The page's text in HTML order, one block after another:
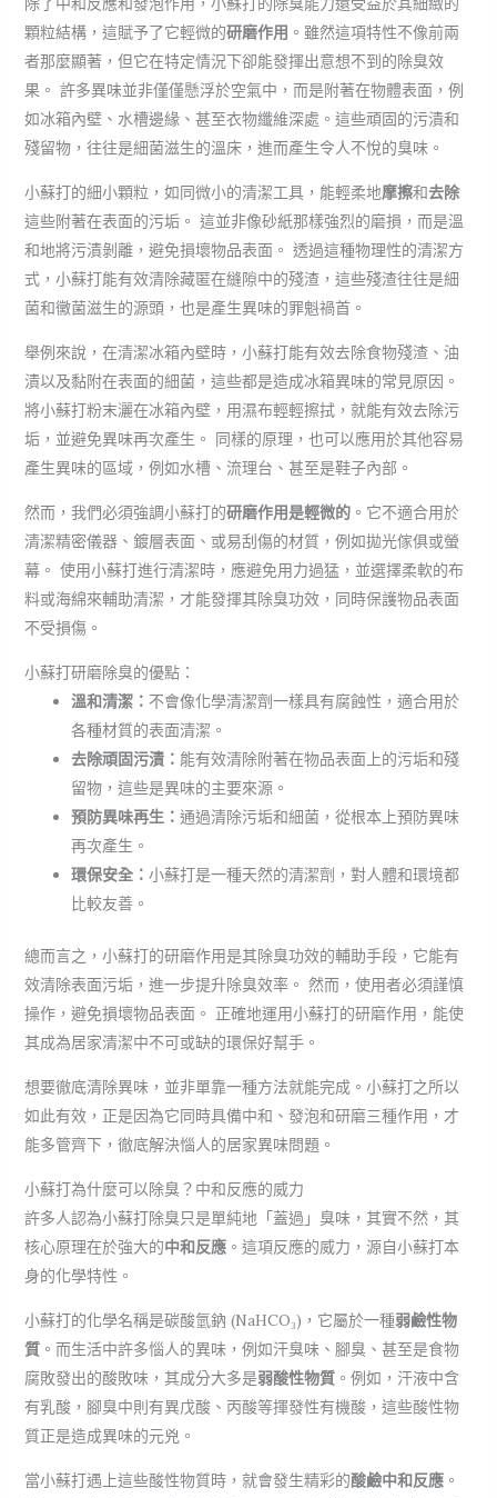
顆粒結構，這賦予了它輕微的研磨作用 。雖然這項特性不像前兩
者那麼顯著，但它在特定情況下卻能發揮出意想不到的除臭效
果。 許多異味並非僅僅懸浮於空氣中，而是附著在物體表面，例
如冰箱內壁、水槽邊緣、甚至衣物纖維深處。這些頑固的污漬和
殘留物，往往是細菌滋生的溫床，進而產生令人不悅的臭味。
小蘇打的細小顆粒，如同微小的清潔工具，能輕柔地摩擦和去除
這些附著在表面的污垢。 這並非像砂紙那樣強烈的磨損，而是溫
和地將污漬剝離，避免損壞物品表面。 透過這種物理性的清潔方
式，小蘇打能有效清除藏匿在縫隙中的殘渣，這些殘渣往往是細
菌和黴菌滋生的源頭，也是產生異味的罪魁禍首。
舉例來說，在清潔冰箱內壁時，小蘇打能有效去除食物殘渣、油
漬以及黏附在表面的細菌，這些都是造成冰箱異味的常見原因。
將小蘇打粉末灑在冰箱內壁，用濕布輕輕擦拭，就能有效去除污
垢，並避免異味再次產生。 同樣的原理，也可以應用於其他容易
產生異味的區域，例如水槽、流理台、甚至是鞋子內部。
然而，我們必須強調小蘇打的研磨作用是輕微的。它不適合用於
清潔精密儀器、鍍層表面、或易刮傷的材質，例如拋光傢俱或螢
幕。 使用小蘇打進行清潔時，應避免用力過猛，並選擇柔軟的布
料或海綿來輔助清潔，才能發揮其除臭功效，同時保護物品表面
不受損傷。
小蘇打研磨除臭的優點：
溫和清潔： 不會像化學清潔劑一樣具有腐蝕性，適合用於
各種材質的表面清潔。
去除頑固污漬： 能有效清除附著在物品表面上的污垢和殘
留物，這些是異味的主要來源。
預防異味再生： 通過清除污垢和細菌，從根本上預防異味
再次產生。
環保安全： 小蘇打是一種天然的清潔劑，對人體和環境都
比較友善。
總而言之，小蘇打的研磨作用是其除臭功效的輔助手段，它能有
效清除表面污垢，進一步提升除臭效率。 然而，使用者必須謹慎
操作，避免損壞物品表面。 正確地運用小蘇打的研磨作用，能使
其成為居家清潔中不可或缺的環保好幫手。
想要徹底清除異味，並非單靠一種方法就能完成。小蘇打之所以
如此有效，正是因為它同時具備中和、發泡和研磨三種作用，才
能多管齊下，徹底解決惱人的居家異味問題。
小蘇打為什麼可以除臭？中和反應的威力
許多人認為小蘇打除臭只是單純地「蓋過」臭味，其實不然，其
核心原理在於強大的中和反應。這項反應的威力，源自小蘇打本
身的化學特性。
小蘇打的化學名稱是碳酸氫鈉 (NaHCO₃)，它屬於一種弱鹼性物
質。而生活中許多惱人的異味，例如汗臭味、腳臭、甚至是食物
腐敗發出的酸敗味，其成分大多是弱酸性物質。例如，汗液中含
有乳酸，腳臭中則有異戊酸、丙酸等揮發性有機酸，這些酸性物
質正是造成異味的元兇。
當小蘇打遇上這些酸性物質時，就會發生精彩的酸鹼中和反應。